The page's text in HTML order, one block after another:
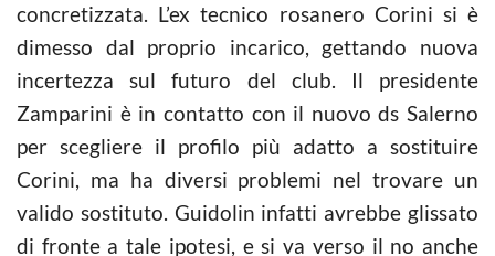
concretizzata. L’ex tecnico rosanero Corini si è
dimesso dal proprio incarico, gettando nuova
incertezza sul futuro del club. Il presidente
Zamparini è in contatto con il nuovo ds Salerno
per scegliere il profilo più adatto a sostituire
Corini, ma ha diversi problemi nel trovare un
valido sostituto. Guidolin infatti avrebbe glissato
di fronte a tale ipotesi, e si va verso il no anche